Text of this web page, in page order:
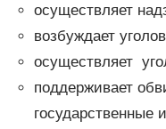
осуществляет
возбуждает
осуществляет
поддерживает
государственные